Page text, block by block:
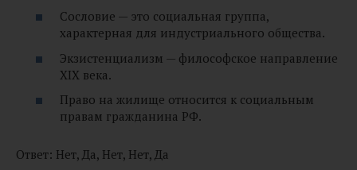
Сословие — это социальная группа,
характерная для индустриального общества.
Экзистенциализм — философское направление
XIX века.
Право на жилище относится к социальным
правам гражданина РФ.
Ответ: Нет, Да, Нет, Нет, Да